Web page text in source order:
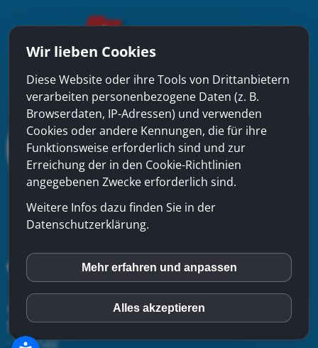
xinfra gmbh - Badstrasse 50 - CH-5200 Brugg - Tel:
544 22 22-Kontakt-Impressum-Datenschutzerklärung
-Sitemap
Wir lieben Cookies
Diese Website oder ihre Tools von Drittanbietern
verarbeiten personenbezogene Daten (z. B.
Browserdaten, IP-Adressen) und verwenden
Cookies oder andere Kennungen, die für ihre
Funktionsweise erforderlich sind und zur
Erreichung der in den Cookie-Richtlinien
angegebenen Zwecke erforderlich sind.
Weitere Infos dazu finden Sie in der
Datenschutzerklärung.
inCMS
Matomo (Piwik)
Mehr erfahren und anpassen
Alles akzeptieren